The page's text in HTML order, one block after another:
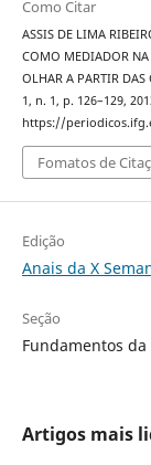
Como Citar
ASSIS DE LIMA
COMO MEDIADOR NA
OLHAR A PARTIR DAS
1, n. 1, p. 126–129,
https://
Fomatos de
Edição
Anais da X
Seção
Fundamentos
Artigos mais